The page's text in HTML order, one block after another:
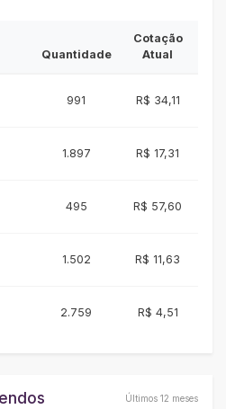
Quantidade
Cotação
Atual
991 R$ 34,11
1.897 R$ 17,31
495 R$ 57,60
1.502 R$ 11,63
2.759 R$ 4,51
Últimos 12 meses